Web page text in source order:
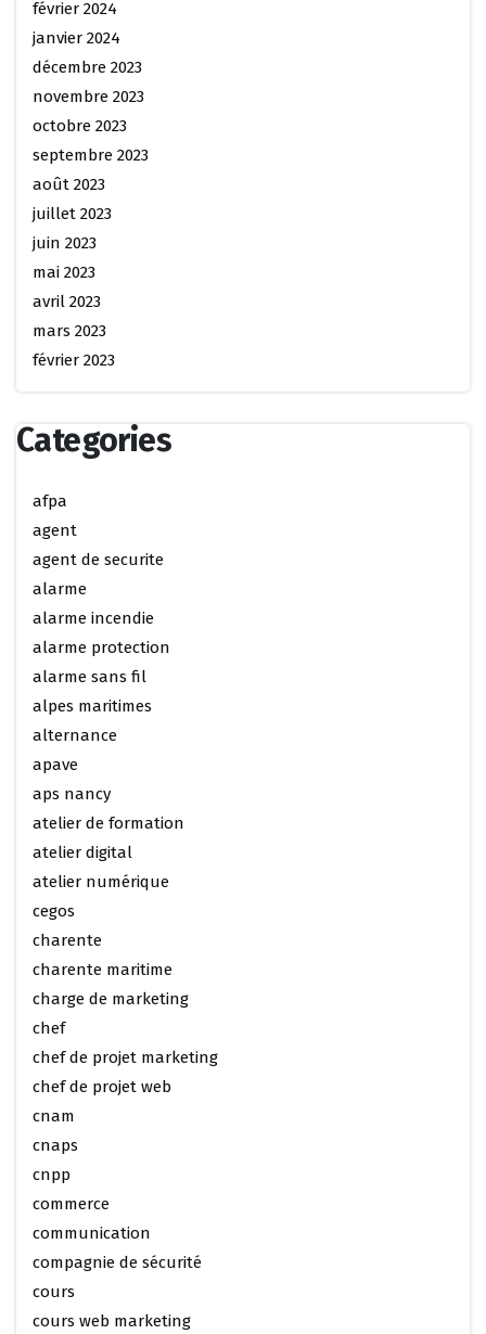
février 2024
janvier 2024
décembre 2023
novembre 2023
octobre 2023
septembre 2023
août 2023
juillet 2023
juin 2023
mai 2023
avril 2023
mars 2023
février 2023
Categories
afpa
agent
agent de securite
alarme
alarme incendie
alarme protection
alarme sans fil
alpes maritimes
alternance
apave
aps nancy
atelier de formation
atelier digital
atelier numérique
cegos
charente
charente maritime
charge de marketing
chef
chef de projet marketing
chef de projet web
cnam
cnaps
cnpp
commerce
communication
compagnie de sécurité
cours
cours web marketing